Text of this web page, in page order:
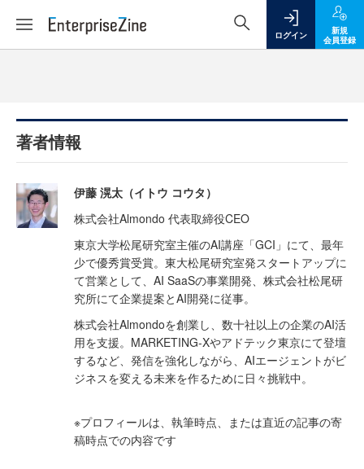
ログイン
新規
会員登録
著者情報
伊藤 滉太（イトウ コウタ）
株式会社Almondo 代表取締役CEO
東京大学松尾研究室主催のAI講座「GCI」にて、最年
少で優秀賞受賞。東大松尾研究室発スタートアップに
て営業として、AI SaaSの事業開発、株式会社松尾研
究所にて企業提案とAI開発に従事。
株式会社Almondoを創業し、数十社以上の企業のAI活
用を支援。MARKETING-Xやアドテック東京にて登壇
するなど、発信を強化しながら、AIエージェントがビ
ジネスを変える未来を作るために日々挑戦中。
※プロフィールは、執筆時点、または直近の記事の寄
稿時点での内容です